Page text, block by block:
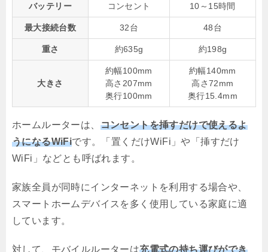
バッテリー コンセント 10～15時間
最大接続台数 32台 48台
重さ 約635g 約198g
大きさ
約幅100mm
高さ207mm
奥行100mm
約幅140mm
高さ72mm
奥行15.4mm
ホームルーターは、 コンセントを挿すだけで使えるよ
うになるWiFiです。「置くだけWiFi」や「挿すだけ
WiFi」などとも呼ばれます。
家族全員が同時にインターネットを利用する場合や、
スマートホームデバイスを多く使用している家庭に適
しています。
対して、モバイルルーターは充電式の持ち運びができ